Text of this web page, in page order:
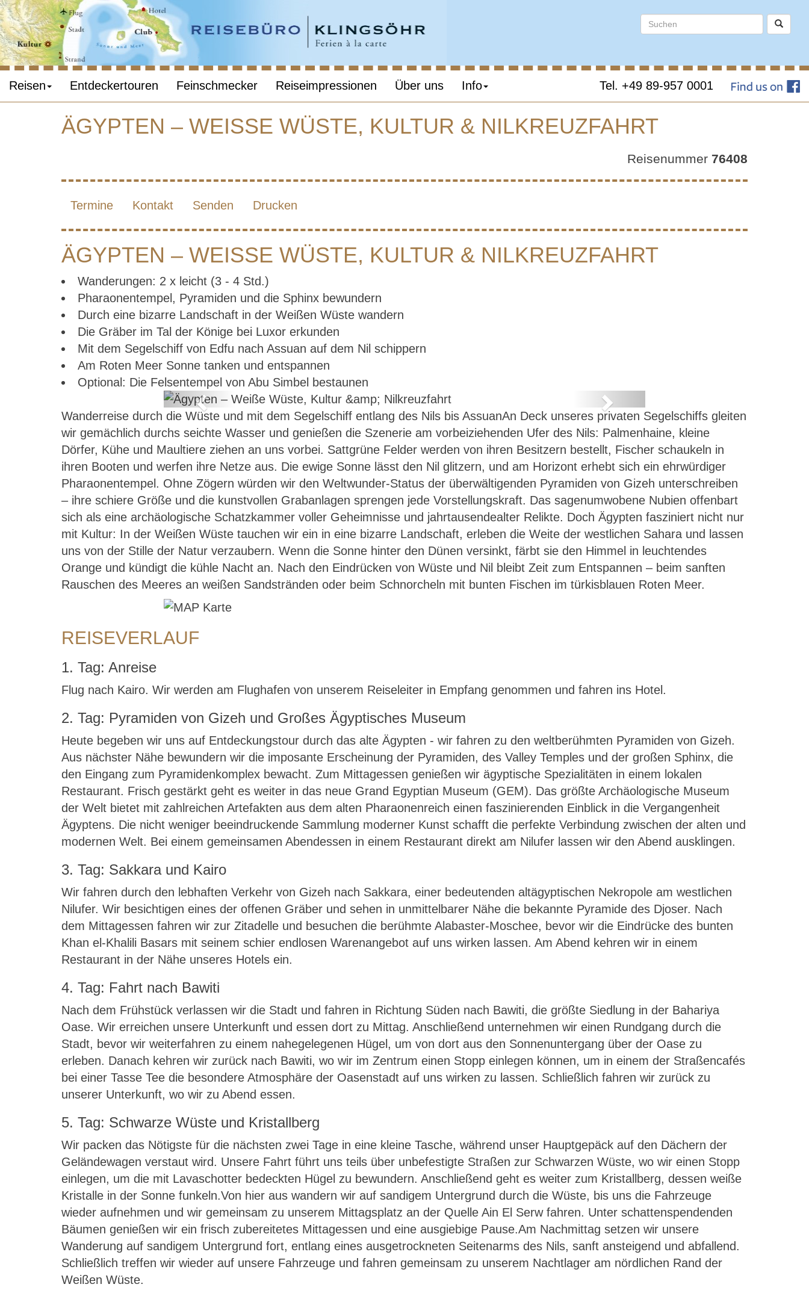
Reisen Entdeckertouren Feinschmecker Reiseimpressionen Über uns Info Tel. +49 89-957 0001
ÜSTE, KULTUR & N
ILKREUZFAHRT
ÄGYPTEN – WEISSE WÜSTE, KULTUR & NILKREUZFAHRT
Reisenummer 76408
Termine Kontakt Senden Drucken
ÄGYPTEN – WEISSE WÜSTE, KULTUR & NILKREUZFAHRT
Wanderungen: 2 x leicht (3 - 4 Std.)
Pharaonentempel, Pyramiden und die Sphinx bewundern
Durch eine bizarre Landschaft in der Weißen Wüste wandern
Die Gräber im Tal der Könige bei Luxor erkunden
Mit dem Segelschiff von Edfu nach Assuan auf dem Nil schippern
Am Roten Meer Sonne tanken und entspannen
Optional: Die Felsentempel von Abu Simbel bestaunen
Ägypten – Weiße Wüste, Kultur & Nilkreuzfahrt
Previous
Next
Wanderreise durch die Wüste und mit dem Segelschiff entlang des Nils bis AssuanAn Deck unseres privaten Segelschiffs gleiten
wir gemächlich durchs seichte Wasser und genießen die Szenerie am vorbeiziehenden Ufer des Nils: Palmenhaine, kleine
Dörfer, Kühe und Maultiere ziehen an uns vorbei. Sattgrüne Felder werden von ihren Besitzern bestellt, Fischer schaukeln in
ihren Booten und werfen ihre Netze aus. Die ewige Sonne lässt den Nil glitzern, und am Horizont erhebt sich ein ehrwürdiger
Pharaonentempel. Ohne Zögern würden wir den Weltwunder-Status der überwältigenden Pyramiden von Gizeh unterschreiben
– ihre schiere Größe und die kunstvollen Grabanlagen sprengen jede Vorstellungskraft. Das sagenumwobene Nubien offenbart
sich als eine archäologische Schatzkammer voller Geheimnisse und jahrtausendealter Relikte. Doch Ägypten fasziniert nicht nur
mit Kultur: In der Weißen Wüste tauchen wir ein in eine bizarre Landschaft, erleben die Weite der westlichen Sahara und lassen
uns von der Stille der Natur verzaubern. Wenn die Sonne hinter den Dünen versinkt, färbt sie den Himmel in leuchtendes
Orange und kündigt die kühle Nacht an. Nach den Eindrücken von Wüste und Nil bleibt Zeit zum Entspannen – beim sanften
Rauschen des Meeres an weißen Sandstränden oder beim Schnorcheln mit bunten Fischen im türkisblauen Roten Meer.
REISEVERLAUF
1. Tag: Anreise
Flug nach Kairo. Wir werden am Flughafen von unserem Reiseleiter in Empfang genommen und fahren ins Hotel.
2. Tag: Pyramiden von Gizeh und Großes Ägyptisches Museum
Heute begeben wir uns auf Entdeckungstour durch das alte Ägypten - wir fahren zu den weltberühmten Pyramiden von Gizeh.
Aus nächster Nähe bewundern wir die imposante Erscheinung der Pyramiden, des Valley Temples und der großen Sphinx, die
den Eingang zum Pyramidenkomplex bewacht. Zum Mittagessen genießen wir ägyptische Spezialitäten in einem lokalen
Restaurant. Frisch gestärkt geht es weiter in das neue Grand Egyptian Museum (GEM). Das größte Archäologische Museum
der Welt bietet mit zahlreichen Artefakten aus dem alten Pharaonenreich einen faszinierenden Einblick in die Vergangenheit
Ägyptens. Die nicht weniger beeindruckende Sammlung moderner Kunst schafft die perfekte Verbindung zwischen der alten und
modernen Welt. Bei einem gemeinsamen Abendessen in einem Restaurant direkt am Nilufer lassen wir den Abend ausklingen.
3. Tag: Sakkara und Kairo
Wir fahren durch den lebhaften Verkehr von Gizeh nach Sakkara, einer bedeutenden altägyptischen Nekropole am westlichen
Nilufer. Wir besichtigen eines der offenen Gräber und sehen in unmittelbarer Nähe die bekannte Pyramide des Djoser. Nach
dem Mittagessen fahren wir zur Zitadelle und besuchen die berühmte Alabaster-Moschee, bevor wir die Eindrücke des bunten
Khan el-Khalili Basars mit seinem schier endlosen Warenangebot auf uns wirken lassen. Am Abend kehren wir in einem
Restaurant in der Nähe unseres Hotels ein.
4. Tag: Fahrt nach Bawiti
Nach dem Frühstück verlassen wir die Stadt und fahren in Richtung Süden nach Bawiti, die größte Siedlung in der Bahariya
Oase. Wir erreichen unsere Unterkunft und essen dort zu Mittag. Anschließend unternehmen wir einen Rundgang durch die
Stadt, bevor wir weiterfahren zu einem nahegelegenen Hügel, um von dort aus den Sonnenuntergang über der Oase zu
erleben. Danach kehren wir zurück nach Bawiti, wo wir im Zentrum einen Stopp einlegen können, um in einem der Straßencafés
bei einer Tasse Tee die besondere Atmosphäre der Oasenstadt auf uns wirken zu lassen. Schließlich fahren wir zurück zu
unserer Unterkunft, wo wir zu Abend essen.
5. Tag: Schwarze Wüste und Kristallberg
Wir packen das Nötigste für die nächsten zwei Tage in eine kleine Tasche, während unser Hauptgepäck auf den Dächern der
Geländewagen verstaut wird. Unsere Fahrt führt uns teils über unbefestigte Straßen zur Schwarzen Wüste, wo wir einen Stopp
einlegen, um die mit Lavaschotter bedeckten Hügel zu bewundern. Anschließend geht es weiter zum Kristallberg, dessen weiße
Kristalle in der Sonne funkeln.Von hier aus wandern wir auf sandigem Untergrund durch die Wüste, bis uns die Fahrzeuge
wieder aufnehmen und wir gemeinsam zu unserem Mittagsplatz an der Quelle Ain El Serw fahren. Unter schattenspendenden
Bäumen genießen wir ein frisch zubereitetes Mittagessen und eine ausgiebige Pause.Am Nachmittag setzen wir unsere
Wanderung auf sandigem Untergrund fort, entlang eines ausgetrockneten Seitenarms des Nils, sanft ansteigend und abfallend.
Schließlich treffen wir wieder auf unsere Fahrzeuge und fahren gemeinsam zu unserem Nachtlager am nördlichen Rand der
Weißen Wüste.